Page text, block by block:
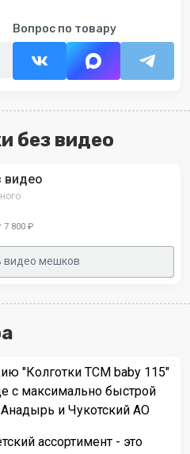
Вопрос по товару
без видео
видео
7 800 ₽
видео мешков
"Колготки TCM baby 115"
с максимально быстрой
и Чукотский АО
ассортимент - это